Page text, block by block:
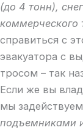
(до 4 тонн),
коммерческого
справиться с
эвакуатора с
тросом – так
Если же вы
мы
подъемниками